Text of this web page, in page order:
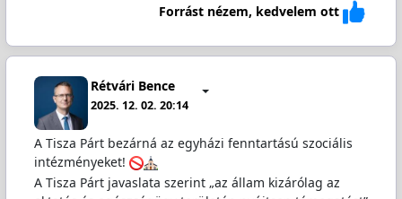
Forrást nézem, kedvelem ott
Rétvári Bence
2025. 12. 02. 20:14
A Tisza Párt bezárná az egyházi fenntartású szociális
intézményeket!
A Tisza Párt javaslata szerint „az állam kizárólag az